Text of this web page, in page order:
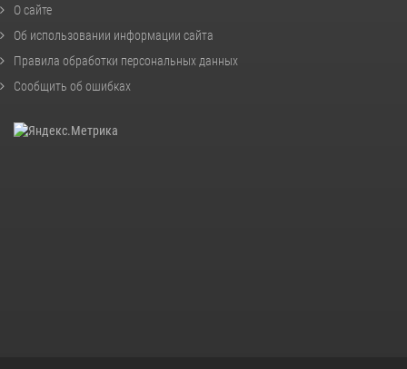
О сайте
Об использовании информации сайта
Правила обработки персональных данных
Сообщить об ошибках